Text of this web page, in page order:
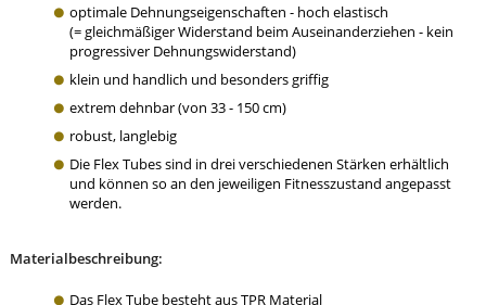
optimale Dehnungseigenschaften - hoch elastisch
(= gleichmäßiger Widerstand beim Auseinanderziehen - kein
progressiver Dehnungswiderstand)
klein und handlich und besonders griffig
extrem dehnbar (von 33 - 150 cm)
robust, langlebig
Die Flex Tubes sind in drei verschiedenen Stärken erhältlich
und können so an den jeweiligen Fitnesszustand angepasst
werden.
Materialbeschreibung:
Das Flex Tube besteht aus TPR Material